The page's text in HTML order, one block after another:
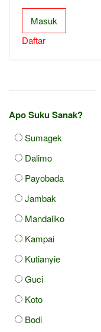
Masuk
Daftar
Apo Suku Sanak?
Sumagek
Dalimo
Payobada
Jambak
Mandaliko
Kampai
Kutianyie
Guci
Koto
Bodi